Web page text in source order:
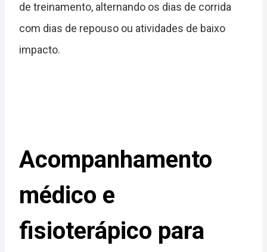
de treinamento, alternando os dias de corrida
com dias de repouso ou atividades de baixo
impacto.
Acompanhamento
médico e
fisioterápico para